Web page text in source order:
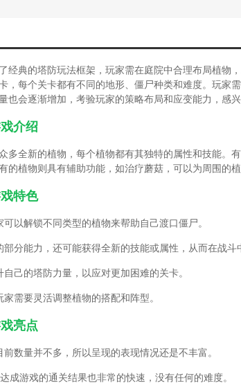
经典的塔防玩法框架，玩家需在庭院中合理布局植物
，每个关卡都有不同的地形、僵尸种类和难度。玩家
也会逐渐增加，考验玩家的策略布局和应变能力，感
介绍
多全新的植物，每个植物都有其独特的属性和技能。
植物则具有辅助功能，如治疗蘑菇，可以为周围的植
特色
以解锁不同类型的植物来帮助自己渡口僵尸。
分能力，还可能获得全新的技能或属性，从而在战斗
己的塔防力量，以应对更加困难的关卡。
需要灵活调整植物的搭配和阵型。
亮点
数量并不多，所以呈现的表现情况还是不丰富。
成游戏的通关结果也非常的快速，没有任何的难度。